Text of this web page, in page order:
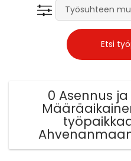
Työsuhteen
0 Asennus